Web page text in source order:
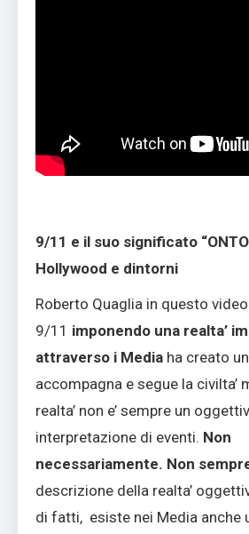
9/11 e il suo significato
Hollywood e dintorni
Roberto Quaglia in questo
9/11 imponendo una realta’
attraverso i Media ha creato
accompagna e segue la civilta’
realta’ non e’ sempre un
interpretazione di eventi. Non
necessariamente. Non
descrizione della realta’
di fatti, esiste nei Media anche